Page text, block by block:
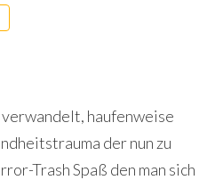
haufenweise
der nun zu
Trash Spaß den man sich